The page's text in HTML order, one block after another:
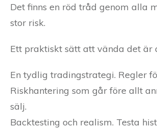
Det finns en röd tråd genom alla
stor risk.
Ett praktiskt sätt att vända det är
En tydlig tradingstrategi. Regler
Riskhantering som går före allt
sälj.
Backtesting och realism. Testa